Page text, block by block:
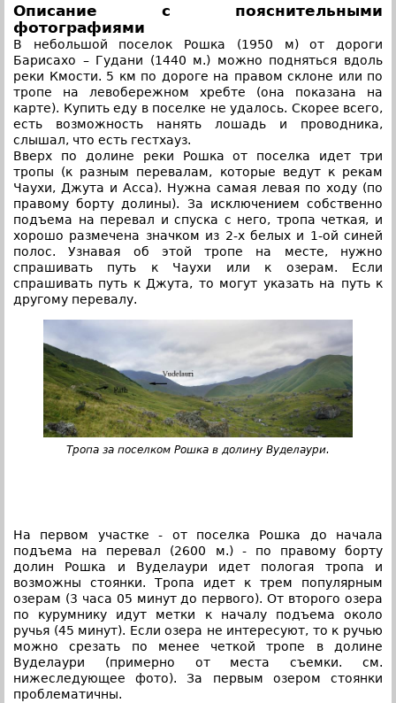
Описание с пояснительными
фотографиями
В небольшой поселок Рошка (1950 м) от дороги
Барисахо – Гудани (1440 м.) можно подняться вдоль
реки Кмости. 5 км по дороге на правом склоне или по
тропе на левобережном хребте (она показана на
карте). Купить еду в поселке не удалось. Скорее всего,
есть возможность нанять лошадь и проводника,
слышал, что есть гестхауз.
Вверх по долине реки Рошка от поселка идет три
тропы (к разным перевалам, которые ведут к рекам
Чаухи, Джута и Асса). Нужна самая левая по ходу (по
правому борту долины). За исключением собственно
подъема на перевал и спуска с него, тропа четкая, и
хорошо размечена значком из 2-х белых и 1-ой синей
полос. Узнавая об этой тропе на месте, нужно
спрашивать путь к Чаухи или к озерам. Если
спрашивать путь к Джута, то могут указать на путь к
другому перевалу.
Тропа за поселком Рошка в долину Вуделаури.
На первом участке - от поселка Рошка до начала
подъема на перевал (2600 м.) - по правому борту
долин Рошка и Вуделаури идет пологая тропа и
возможны стоянки. Тропа идет к трем популярным
озерам (3 часа 05 минут до первого). От второго озера
по курумнику идут метки к началу подъема около
ручья (45 минут). Если озера не интересуют, то к ручью
можно срезать по менее четкой тропе в долине
Вуделаури (примерно от места съемки. см.
нижеследующее фото). За первым озером стоянки
проблематичны.